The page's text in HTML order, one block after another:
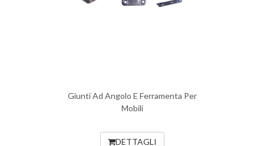
Giunti Ad Angolo E Ferramenta Per
Mobili
DETTAGLI